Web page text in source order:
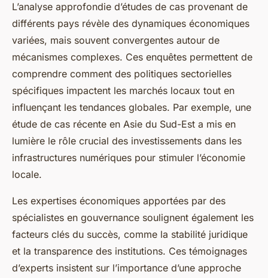
L’analyse approfondie d’études de cas provenant de
différents pays révèle des dynamiques économiques
variées, mais souvent convergentes autour de
mécanismes complexes. Ces enquêtes permettent de
comprendre comment des politiques sectorielles
spécifiques impactent les marchés locaux tout en
influençant les tendances globales. Par exemple, une
étude de cas récente en Asie du Sud-Est a mis en
lumière le rôle crucial des investissements dans les
infrastructures numériques pour stimuler l’économie
locale.
Les expertises économiques apportées par des
spécialistes en gouvernance soulignent également les
facteurs clés du succès, comme la stabilité juridique
et la transparence des institutions. Ces témoignages
d’experts insistent sur l’importance d’une approche